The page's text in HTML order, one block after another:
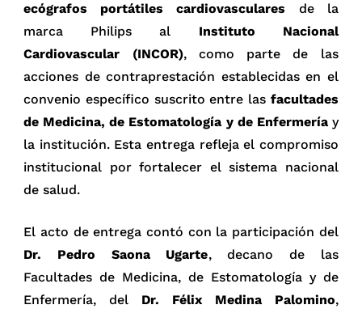
ecógrafos portátiles cardiovasculares de la
marca Philips al Instituto Nacional
Cardiovascular (INCOR), como parte de las
acciones de contraprestación establecidas en el
convenio específico suscrito entre las facultades
de Medicina, de Estomatología y de Enfermeríay
la institución. Esta entrega refleja el compromiso
institucional por fortalecer el sistema nacional
de salud.
El acto de entrega contó con la participación del
Dr. Pedro Saona Ugarte, decano de las
Facultades de Medicina, de Estomatología y de
Enfermería, del Dr. Félix Medina Palomino,